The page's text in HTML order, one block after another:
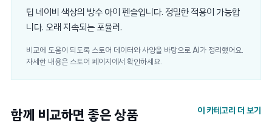
딥 네이비 색상의 방수 아이 펜슬입니다. 정밀한 적용이 가능합
니다. 오래 지속되는 포뮬러.
비교에 도움이 되도록 스토어 데이터와 사양을 바탕으로 AI가 정리했어요.
자세한 내용은 스토어 페이지에서 확인하세요.
함께 비교하면 좋은 상품 이 카테고리 더 보기